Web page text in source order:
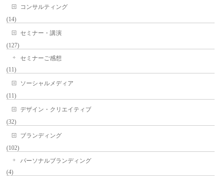
コンサルティング
(14)
セミナー・講演
(127)
セミナーご感想
(11)
ソーシャルメディア
(11)
デザイン・クリエイティブ
(32)
ブランディング
(102)
パーソナルブランディング
(4)